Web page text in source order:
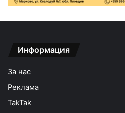
Информация
За нас
Реклама
TakTak